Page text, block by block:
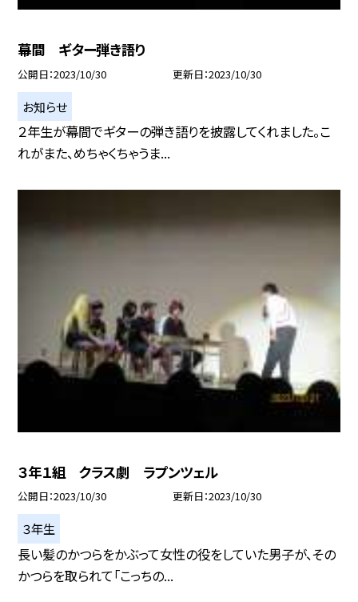
幕間 ギター弾き語り
公開日 2023/10/30 更新日 2023/10/30
お知らせ
２年生が幕間でギターの弾き語りを披露してくれました。こ
れがまた、めちゃくちゃうま...
３年１組 クラス劇 ラプンツェル
公開日 2023/10/30 更新日 2023/10/30
３年生
長い髪のかつらをかぶって女性の役をしていた男子が、その
かつらを取られて「こっちの...